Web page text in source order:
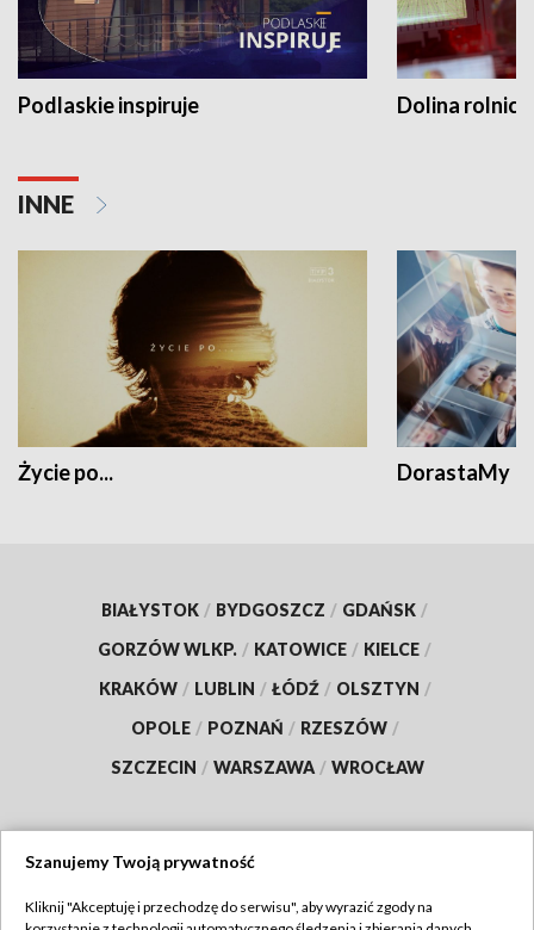
Podlaskie inspiruje Dolina
INNE
Życie po... DorastaMy
BIAŁYSTOK / BYDGOSZCZ / GDAŃSK /
GORZÓW WLKP. / KATOWICE / KIELCE /
KRAKÓW / LUBLIN / ŁÓDŹ / OLSZTYN /
OPOLE / POZNAŃ / RZESZÓW /
SZCZECIN / WARSZAWA / WROCŁAW
Szanujemy Twoją prywatność
Kliknij "Akceptuję i przechodzę do serwisu", aby wyrazić zgody na